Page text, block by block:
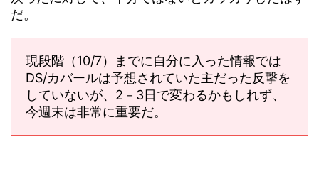
だ。
現段階（10/7）までに自分に入った情報では
DS/カバールは予想されていた主だった反撃を
していないが、2－3日で変わるかもしれず、
今週末は非常に重要だ。